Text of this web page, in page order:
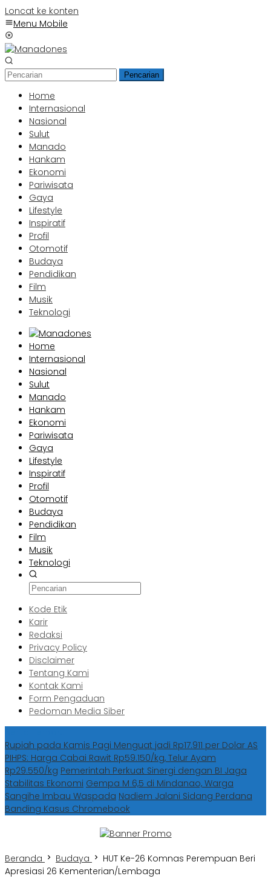
Loncat ke konten
Menu Mobile
Pencarian
Home
Internasional
Nasional
Sulut
Manado
Hankam
Ekonomi
Pariwisata
Gaya
Lifestyle
Inspiratif
Profil
Otomotif
Budaya
Pendidikan
Film
Musik
Teknologi
Home
Internasional
Nasional
Sulut
Manado
Hankam
Ekonomi
Pariwisata
Gaya
Lifestyle
Inspiratif
Profil
Otomotif
Budaya
Pendidikan
Film
Musik
Teknologi
Kode Etik
Karir
Redaksi
Privacy Policy
Disclaimer
Tentang Kami
Kontak Kami
Form Pengaduan
Pedoman Media Siber
Rupiah pada Kamis Pagi Menguat jadi Rp17.911 per Dolar AS
PIHPS: Harga Cabai Rawit Rp59.150/kg, Telur Ayam
Rp29.550/kg Pemerintah Perkuat Sinergi dengan BI Jaga
Stabilitas Ekonomi Gempa M 6,5 di Mindanao, Warga
Sangihe Imbau Waspada Nadiem Jalani Sidang Perdana
Banding Kasus Chromebook
Beranda Budaya
HUT Ke-26 Komnas Perempuan Beri
Apresiasi 26 Kementerian/Lembaga